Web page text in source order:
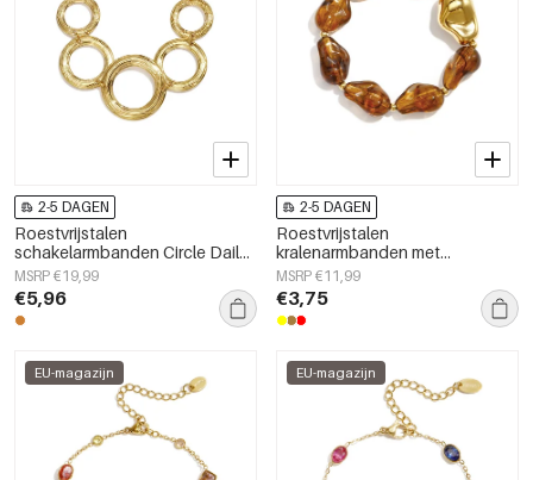
2-5 DAGEN
Roestvrijstalen
schakelarmbanden Circle Daily
Simple Series Damessieraden
MSRP €19,99
€5,96
2-5 DAGEN
Roestvrijstalen
kralenarmbanden met
onregelmatige vorm, casual,
alledaagse, eenvoudige serie,
damessieraden
MSRP €11,99
€3,75
EU-magazijn EU-magazijn